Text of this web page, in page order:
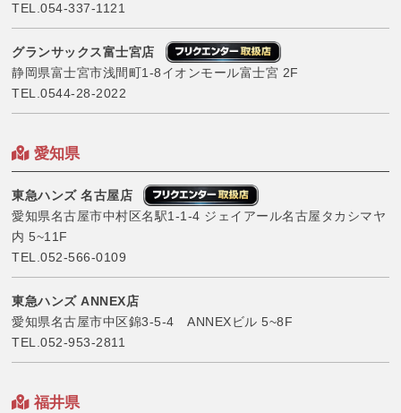
TEL.054-337-1121
グランサックス富士宮店
静岡県富士宮市浅間町1-8イオンモール富士宮 2F
TEL.0544-28-2022
愛知県
東急ハンズ 名古屋店
愛知県名古屋市中村区名駅1-1-4 ジェイアール名古屋タカシマヤ
内 5~11F
TEL.052-566-0109
東急ハンズ ANNEX店
愛知県名古屋市中区錦3-5-4 ANNEXビル 5~8F
TEL.052-953-2811
福井県